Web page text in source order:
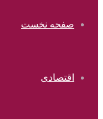
صفحه نخست
اقتصادی